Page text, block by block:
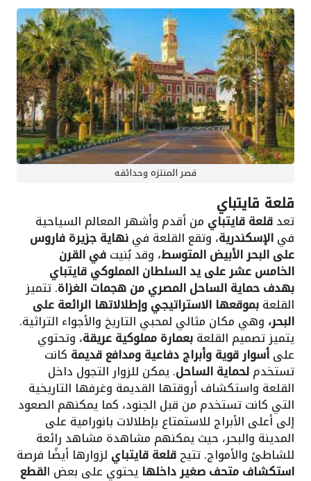
قصر المنتزه وحدائقه
قلعة قايتباي
تعدقلعة قايتباي من أقدم وأشهر المعالم السياحية
فيالإسكندرية، وتقع القلعة فينهاية جزيرة فاروس
على البحر الأبيض المتوسط، وقد بُنيتفي القرن
الخامس عشر على يد السلطان المملوكي قايتباي
بهدف حماية الساحل المصري من هجمات الغزاة. تتميز
القلعةبموقعها الاستراتيجي وإطلالاتها الرائعة على
البحر، وهي مكان مثالي لمحبي التاريخ والأجواء التراثية.
يتميز تصميم القلعةبعمارة مملوكية عريقة، وتحتوي
علىأسوار قوية وأبراج دفاعية ومدافع قديمة كانت
تستخدملحماية الساحل. يمكن للزوار التجول داخل
القلعة واستكشاف أروقتها القديمة وغرفها التاريخية
التي كانت تستخدم من قبل الجنود، كما يمكنهم الصعود
إلى أعلى الأبراج للاستمتاع بإطلالات بانورامية على
المدينة والبحر، حيث يمكنهم مشاهدة مشاهد رائعة
للشاطئ والأمواج. تتيحقلعة قايتباي لزوارها أيضًا فرصة
استكشاف متحف صغير داخلها يحتوي على بعض القطع